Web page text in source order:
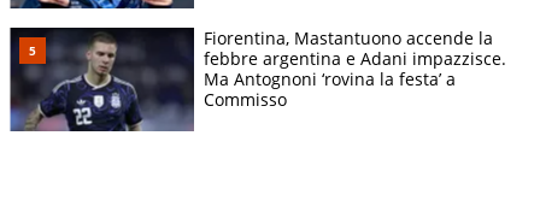
Fiorentina, Mastantuono accende la
febbre argentina e Adani impazzisce.
Ma Antognoni ‘rovina la festa’ a
Commisso